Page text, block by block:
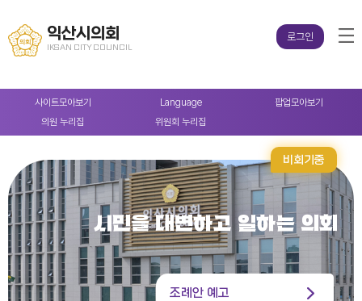
익산시의회
IKSAN CITY COUNCIL
로그인
사이트모아보기 Language 팝업모아보기
의원 누리집 위원회 누리집
비회기중
시민을 대변하고 일하는 의회
조례안 예고